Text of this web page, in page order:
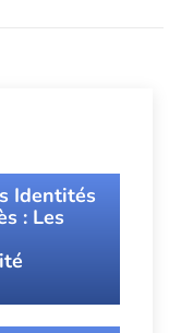
Identités
: Les